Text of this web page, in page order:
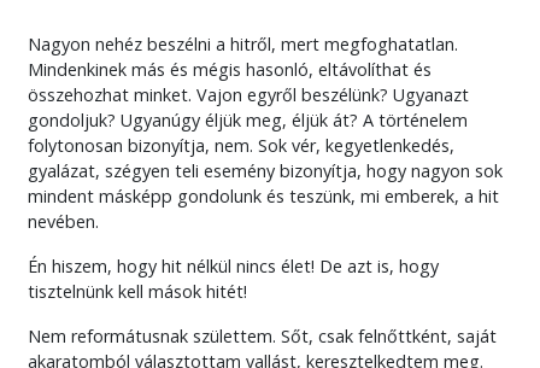
Nagyon nehéz beszélni a hitről, mert megfoghatatlan.
Mindenkinek más és mégis hasonló, eltávolíthat és
összehozhat minket. Vajon egyről beszélünk? Ugyanazt
gondoljuk? Ugyanúgy éljük meg, éljük át? A történelem
folytonosan bizonyítja, nem. Sok vér, kegyetlenkedés,
gyalázat, szégyen teli esemény bizonyítja, hogy nagyon sok
mindent másképp gondolunk és teszünk, mi emberek, a hit
nevében.
Én hiszem, hogy hit nélkül nincs élet! De azt is, hogy
tisztelnünk kell mások hitét!
Nem reformátusnak születtem. Sőt, csak felnőttként, saját
akaratomból választottam vallást, keresztelkedtem meg.